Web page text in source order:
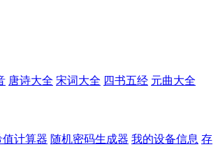
唐诗大全 宋词大全 四书五经 元曲大全
值计算器 随机密码生成器 我的设备信息 存